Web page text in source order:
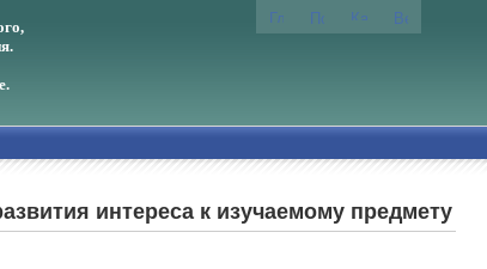
интереса к изучаемому предмету